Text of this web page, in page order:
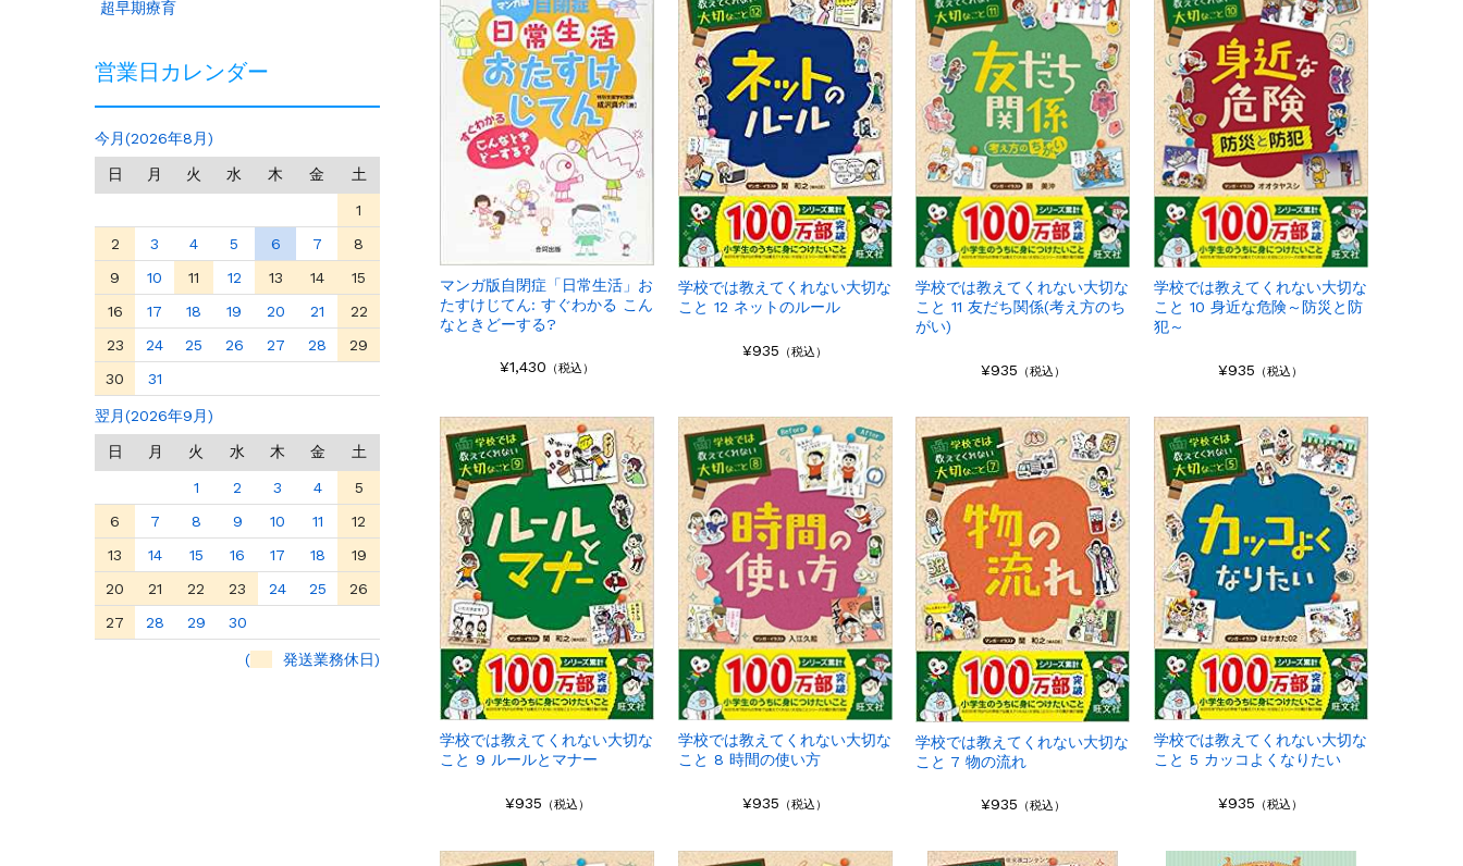
マンガ版自閉症「日常生活」お
たすけじてん: すぐわかる こん
なときどーする?
¥1,430 （税込）
学校では教えてくれない大切な
こと 12 ネットのルール
¥935 （税込）
学校では教えてくれない大切な
こと 11 友だち関係(考え方のち
がい)
¥935 （税込）
学校では教えてくれない大切な
こと 10 身近な危険～防災と防
犯～
¥935 （税込）
学校では教えてくれない大切な
こと 9 ルールとマナー
¥935 （税込）
学校では教えてくれない大切な
こと 8 時間の使い方
¥935 （税込）
学校では教えてくれない大切な
こと 7 物の流れ
¥935 （税込）
学校では教えてくれない大切な
こと 5 カッコよくなりたい
¥935 （税込）
超早期療育
営業日カレンダー
今月(2026年8月)
日 月 火 水 木 金 土
1
2
3 4 5 6 7
8
9
10 11 12 13 14
15
16
17 18 19 20 21
22
23
24 25 26 27 28
29
30
31
翌月(2026年9月)
日 月 火 水 木 金 土
1 2 3 4
5
6
7 8 9 10 11
12
13
14 15 16 17 18
19
20
21 22 23 24 25
26
27
28 29 30
( 発送業務休日)